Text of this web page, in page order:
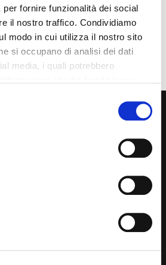
per fornire funzionalità dei social
il nostro traffico. Condividiamo
modo in cui utilizza il nostro sito
si occupano di analisi dei dati
media, i quali potrebbero
non comporta l’accettazione
diverse categorie di cookies
Como (CO) 22100
09:00 - 12:30 | 14:00 - 19:00